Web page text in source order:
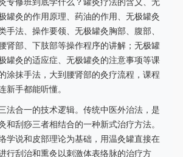
专修班到底学什么？罐灸疗法的含义、无
罐灸的作用原理、药油的作用、无极罐灸
手法、操作要领、无极罐灸胸部、腹部、
肾部、下肢部等操作程序的讲解；无极罐
罐灸的适应症、无极罐灸的注意事项等课
涂抹手法，大到腰肾部的灸疗流程，课程
新手都能听懂。
法合一的技术逻辑。传统中医外治法，是
和刮痧三者相结合的一种新式治疗方法。
学说和皮部理论为基础，用温灸罐直接在
行刮治和熏灸以刺激体表络脉的治疗方